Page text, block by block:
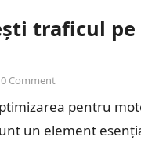
traficul
0 Comment
pentru
un element